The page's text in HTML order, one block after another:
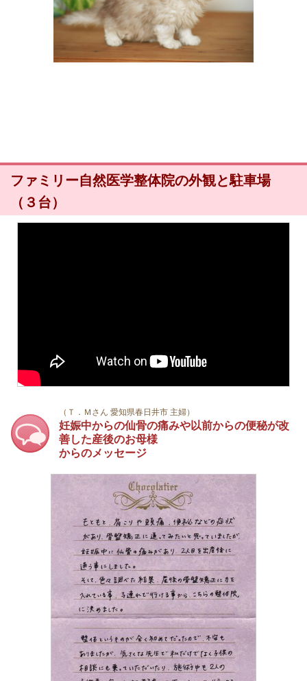
ファミリー自然医学整体院の外観と駐車場
（３台）
（Ｔ．Ｍさん 愛知県春日井市 主婦）
妊娠中からの仙骨の痛みや以前からの便秘が改
善した産後のお母様
からのメッセージ